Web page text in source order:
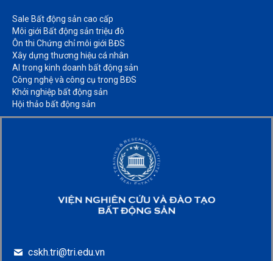
Sale Bất động sản cao cấp​
Môi giới Bất động sản triệu đô​
Ôn thi Chứng chỉ môi giới BĐS​
Xây dựng thương hiệu cá nhân​
AI trong kinh doanh bất động sản​
Công nghệ và công cụ trong BĐS​
Khởi nghiệp bất động sản​
Hội thảo bất động sản​
cskh.tri@tri.edu.vn